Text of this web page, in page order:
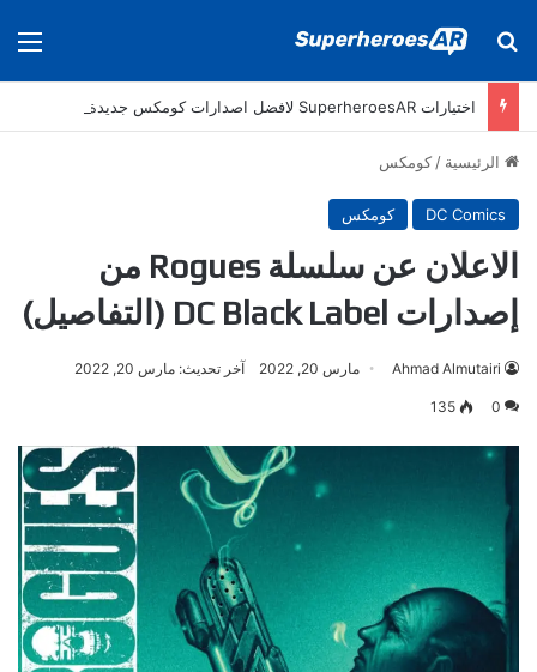
بحث عن
الرئيسية / كومكس
DC Comics كومكس
الاعلان عن سلسلة Rogues من
إصدارات DC Black Label (التفاصيل)
Ahmad Almutairi مارس 20, 2022 آخر تحديث: مارس 20, 2022
0
135